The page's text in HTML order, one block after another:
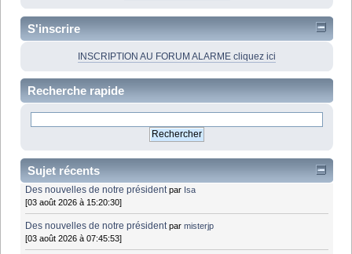
S'inscrire
INSCRIPTION AU FORUM ALARME cliquez ici
Recherche rapide
Sujet récents
Des nouvelles de notre président par Isa
[03 août 2026 à 15:20:30]
Des nouvelles de notre président parmisterjp
[03 août 2026 à 07:45:53]